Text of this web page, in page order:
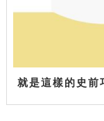
就是這樣的史前